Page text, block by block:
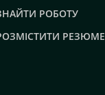
РОБОТУ
РЕЗЮМЕ